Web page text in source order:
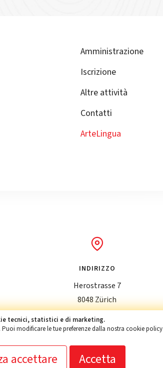
Amministrazione
Iscrizione
Altre attività
Contatti
ArteLingua
INDIRIZZO
Herostrasse 7
8048 Zürich
tecnici, statistici e di marketing.
modificare le tue preferenze dalla nostra cookie policy
accettare Accetta